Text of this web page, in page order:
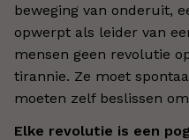
beweging van onderuit,
opwerpt als leider van
mensen geen revolutie
tirannie. Ze moet
moeten zelf beslissen
Elke revolutie is een